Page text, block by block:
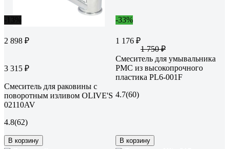
2 898 ₽
3 315 ₽
Смеситель для раковины с
поворотным изливом OLIVE'S
02110AV
4.8(62)
В корзину
-33%
1 176 ₽
1 750 ₽
Смеситель для умывальника
РМС из высокопрочного
пластика PL6-001F
4.7(60)
В корзину